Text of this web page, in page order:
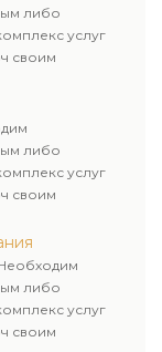
либо
услуг
своим
и
к каждому
либо
услуг
своим
и
к каждому
либо
услуг
своим